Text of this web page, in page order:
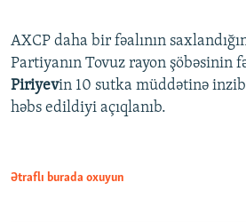
AXCP daha bir fəalının
Partiyanın Tovuz rayon şöbəsinin
Piriyevin 10 sutka müddətinə
həbs edildiyi açıqlanıb.
Ətraflı burada oxuyun